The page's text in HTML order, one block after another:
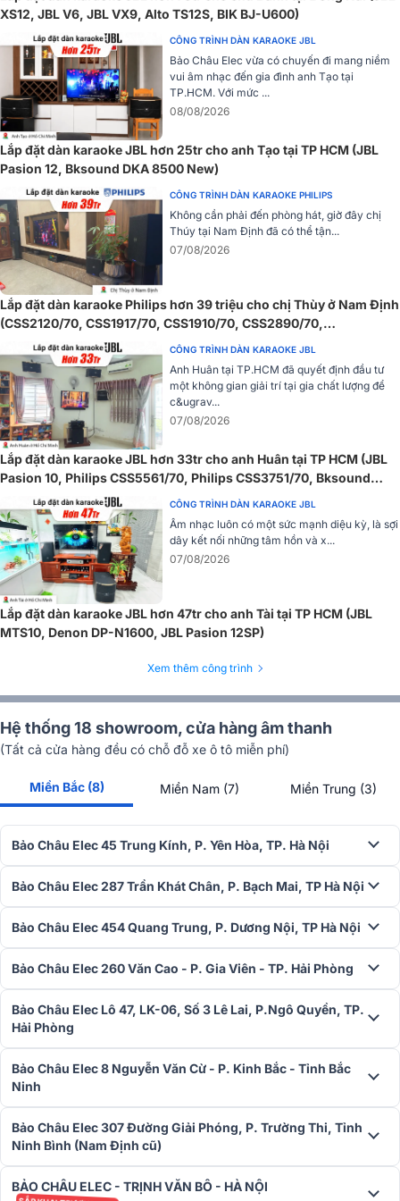
Loa có thể lắp đặt linh hoạt theo cả chiều đứng lẫn ngang, thuận
tiện cho nhiều cấu hình không gian khác nhau. Hệ thống 2 đường
tiếng gồm bass 25cm và treble họng kèn mang lại âm thanh mạnh
mẽ, rõ nét và chi tiết.
Công suất hoạt động 230W RMS, đạt đỉnh 920W Peak, đáp ứng tốt
cho không gian vừa và lớn. Góc phủ âm rộng 100° x 70° giúp âm
thanh lan tỏa đồng đều, rõ ràng ở mọi vị trí nghe.
=> Xem chi tiết:Loa BIK BBK-S310
2. Cục đẩy công suất 2 kênh BIK VM 620A
Cục đẩy công suất BIK VM 620A là cục đẩy công suất 2 kênh nổi
bật của hãng BIK Nhật Bản, với khả năng khuếch đại âm thanh cực
kỳ mạnh mẽ, lý tưởng cho việc nghe nhạc, hát karaoke, hoặc sử
dụng tại các sân khấu, hội trường.
stereo), cùng chế độ Bridge, giúp mang lại âm thanh mạnh mẽ, sống
động. Với linh kiện cao cấp và quy trình sản xuất chuẩn Nhật Bản,
BIK VM 620A đảm bảo độ bền cao và hiệu suất ổn định. Sản phẩm
còn trang bị biến áp nguồn xuyến và mạch Class H, giúp hoạt động
XS12, JBL V6, JBL VX9, Alto TS12S, BIK BJ-U600)
CÔNG TRÌNH DÀN KARAOKE JBL
Bảo Châu Elec vừa có chuyến đi mang niềm
vui âm nhạc đến gia đình anh Tạo tại
TP.HCM. Với mức ...
08/08/2026
Lắp đặt dàn karaoke JBL hơn 25tr cho anh Tạo tại TP HCM (JBL
Pasion 12, Bksound DKA 8500 New)
CÔNG TRÌNH DÀN KARAOKE PHILIPS
Không cần phải đến phòng hát, giờ đây chị
Thúy tại Nam Định đã có thể tận...
07/08/2026
Lắp đặt dàn karaoke Philips hơn 39 triệu cho chị Thùy ở Nam Định
(CSS2120/70, CSS1917/70, CSS1910/70, CSS2890/70,
CSS2110/70)
CÔNG TRÌNH DÀN KARAOKE JBL
Anh Huân tại TP.HCM đã quyết định đầu tư
một không gian giải trí tại gia chất lượng để
c&ugrav...
07/08/2026
Lắp đặt dàn karaoke JBL hơn 33tr cho anh Huân tại TP HCM (JBL
Pasion 10, Philips CSS5561/70, Philips CSS3751/70, Bksound
SW612 MKII...)
CÔNG TRÌNH DÀN KARAOKE JBL
Âm nhạc luôn có một sức mạnh diệu kỳ, là sợi
dây kết nối những tâm hồn và x...
07/08/2026
Lắp đặt dàn karaoke JBL hơn 47tr cho anh Tài tại TP HCM (JBL
MTS10, Denon DP-N1600, JBL Pasion 12SP)
Xem thêm công trình
Hệ thống 18 showroom, cửa hàng âm thanh
(Tất cả cửa hàng đều có chỗ đỗ xe ô tô miễn phí)
Miền Bắc (8) Miền Nam (7) Miền Trung (3)
Bảo Châu Elec 45 Trung Kính, P. Yên Hòa, TP. Hà Nội
Bảo Châu Elec 287 Trần Khát Chân, P. Bạch Mai, TP Hà Nội
Bảo Châu Elec 454 Quang Trung, P. Dương Nội, TP Hà Nội
Bảo Châu Elec 260 Văn Cao - P. Gia Viên - TP. Hải Phòng
Bảo Châu Elec Lô 47, LK-06, Số 3 Lê Lai, P.Ngô Quyền, TP.
Hải Phòng
Bảo Châu Elec 8 Nguyễn Văn Cừ - P. Kinh Bắc - Tỉnh Bắc
Ninh
Bảo Châu Elec 307 Đường Giải Phóng, P. Trường Thi, Tỉnh
Ninh Bình (Nam Định cũ)
BẢO CHÂU ELEC - TRỊNH VĂN BÔ - HÀ NỘI